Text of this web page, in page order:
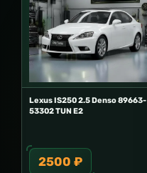
Lexus IS250 2.5 Denso 89663-
53302 TUN E2
2500 ₽